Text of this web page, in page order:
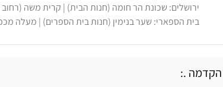
ירושלים: שכונת הר חומה (חנות הבית) | קרית משה (רחוב
בית הספארי: שער בנימין (חנות בית הספרים) | מעלה
הקדמה .: